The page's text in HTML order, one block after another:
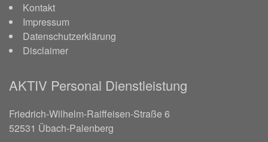
Kontakt
Impressum
Datenschutzerklärung
Disclaimer
AKTIV Personal Dienstleistung
Friedrich-Wilhelm-Raiffeisen-Straße 6
52531 Übach-Palenberg